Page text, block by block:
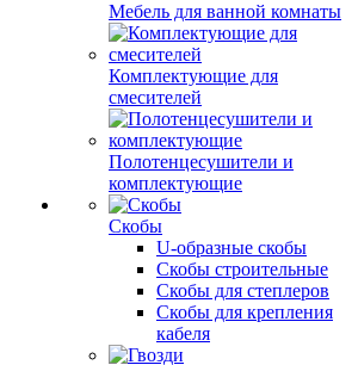
Мебель для ванной комнаты
Комплектующие для
смесителей
Полотенцесушители и
комплектующие
Скобы
U-образные скобы
Скобы строительные
Скобы для степлеров
Скобы для крепления
кабеля